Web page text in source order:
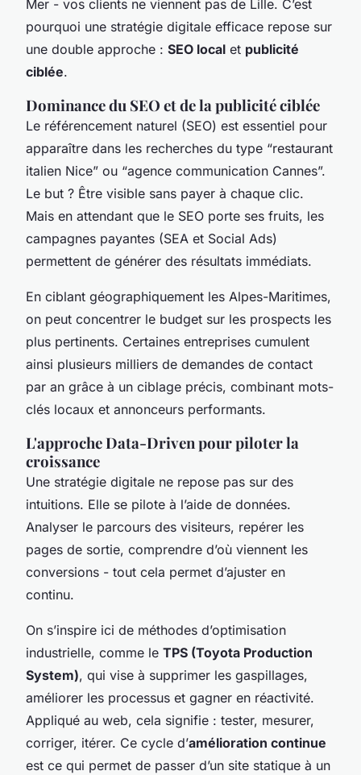
Mer - vos clients ne viennent pas de Lille. C’est
pourquoi une stratégie digitale efficace repose sur
une double approche : SEO local et publicité
ciblée.
Dominance du SEO et de la publicité ciblée
Le référencement naturel (SEO) est essentiel pour
apparaître dans les recherches du type “restaurant
italien Nice” ou “agence communication Cannes”.
Le but ? Être visible sans payer à chaque clic.
Mais en attendant que le SEO porte ses fruits, les
campagnes payantes (SEA et Social Ads)
permettent de générer des résultats immédiats.
En ciblant géographiquement les Alpes-Maritimes,
on peut concentrer le budget sur les prospects les
plus pertinents. Certaines entreprises cumulent
ainsi plusieurs milliers de demandes de contact
par an grâce à un ciblage précis, combinant mots-
clés locaux et annonceurs performants.
L'approche Data-Driven pour piloter la
croissance
Une stratégie digitale ne repose pas sur des
intuitions. Elle se pilote à l’aide de données.
Analyser le parcours des visiteurs, repérer les
pages de sortie, comprendre d’où viennent les
conversions - tout cela permet d’ajuster en
continu.
On s’inspire ici de méthodes d’optimisation
industrielle, comme le TPS (Toyota Production
System), qui vise à supprimer les gaspillages,
améliorer les processus et gagner en réactivité.
Appliqué au web, cela signifie : tester, mesurer,
corriger, itérer. Ce cycle d’amélioration continue
est ce qui permet de passer d’un site statique à un